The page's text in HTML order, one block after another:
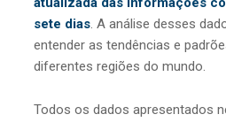
sete dias. A análise desses
entender as tendências e
diferentes regiões do mundo.
Todos os dados apresentados